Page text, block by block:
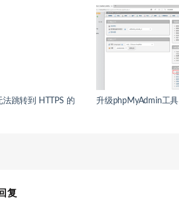
法跳转到 HTTPS 的
升级phpMyAdmin工具
复